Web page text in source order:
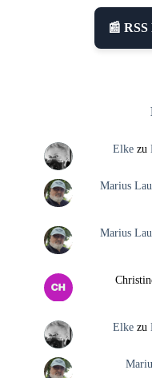
📰
Elkezu
Marius
Marius
Elkezu